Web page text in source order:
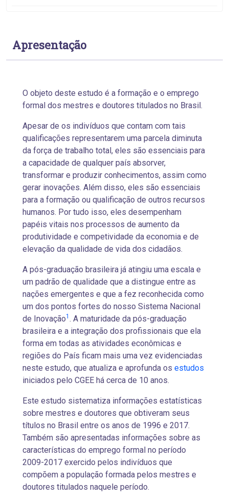
Apresentação
O objeto deste estudo é a formação e o emprego
formal dos mestres e doutores titulados no Brasil.
Apesar de os indivíduos que contam com tais
qualificações representarem uma parcela diminuta
da força de trabalho total, eles são essenciais para
a capacidade de qualquer país absorver,
transformar e produzir conhecimentos, assim como
gerar inovações. Além disso, eles são essenciais
para a formação ou qualificação de outros recursos
humanos. Por tudo isso, eles desempenham
papéis vitais nos processos de aumento da
produtividade e competividade da economia e de
elevação da qualidade de vida dos cidadãos.
A pós-graduação brasileira já atingiu uma escala e
um padrão de qualidade que a distingue entre as
nações emergentes e que a fez reconhecida como
um dos pontos fortes do nosso Sistema Nacional
de Inovação1 . A maturidade da pós-graduação
brasileira e a integração dos profissionais que ela
forma em todas as atividades econômicas e
regiões do País ficam mais uma vez evidenciadas
neste estudo, que atualiza e aprofunda os estudos
iniciados pelo CGEE há cerca de 10 anos.
Este estudo sistematiza informações estatísticas
sobre mestres e doutores que obtiveram seus
títulos no Brasil entre os anos de 1996 e 2017.
Também são apresentadas informações sobre as
características do emprego formal no período
2009-2017 exercido pelos indivíduos que
compõem a população formada pelos mestres e
doutores titulados naquele período.